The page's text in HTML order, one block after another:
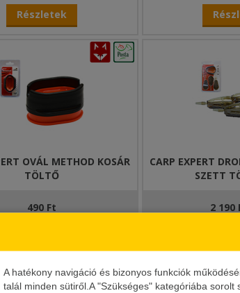
A hatékony navigáció és bizonyos funkciók
talál minden sütiről.A "Szükséges" kategóriába
Részletek
OVÁL METHOD KOSÁR
TÖLTŐ
490 Ft
CARP EXPERT
SZETT
2